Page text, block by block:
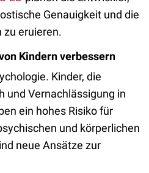
Genauigkeit und die
zu eruieren.
Kindern verbessern
Kinder, die
und Vernachlässigung in
ein hohes Risiko für
und körperlichen
neue Ansätze zur